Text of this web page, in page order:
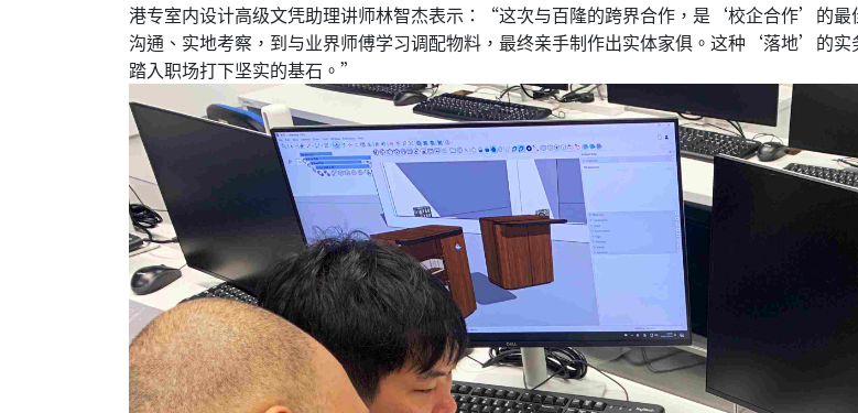
港专室内设计高级文凭助理讲师林智杰表示：“这次与百隆的跨界合作，是‘校企合作’的
沟通、实地考察，到与业界师傅学习调配物料，最终亲手制作出实体家俱。这种‘落地’的
踏入职场打下坚实的基石。”